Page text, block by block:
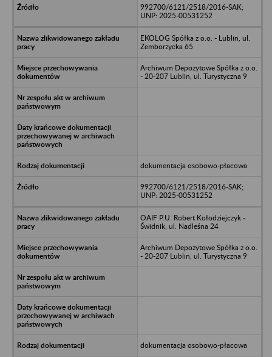
992700/6121/2518/2016-SAK;
UNP: 2025-00531252
EKOLOG Spółka z o.o. - Lublin, ul.
Zemborzycka 65
Archiwum Depozytowe Spółka z o.o.
- 20-207 Lublin, ul. Turystyczna 9
dokumentacja osobowo-płacowa
992700/6121/2518/2016-SAK;
UNP: 2025-00531252
OAIF P.U. Robert Kołodziejczyk -
Świdnik, ul. Nadleśna 24
Archiwum Depozytowe Spółka z o.o.
- 20-207 Lublin, ul. Turystyczna 9
dokumentacja osobowo-płacowa